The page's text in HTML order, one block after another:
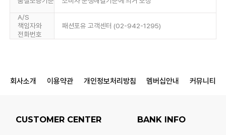
A/S
책임자와
전화번호
패션포유 고객센터 (02-942-1295)
회사소개 이용약관 개인정보처리방침 멤버십안내 커뮤니티
CUSTOMER CENTER BANK INFO